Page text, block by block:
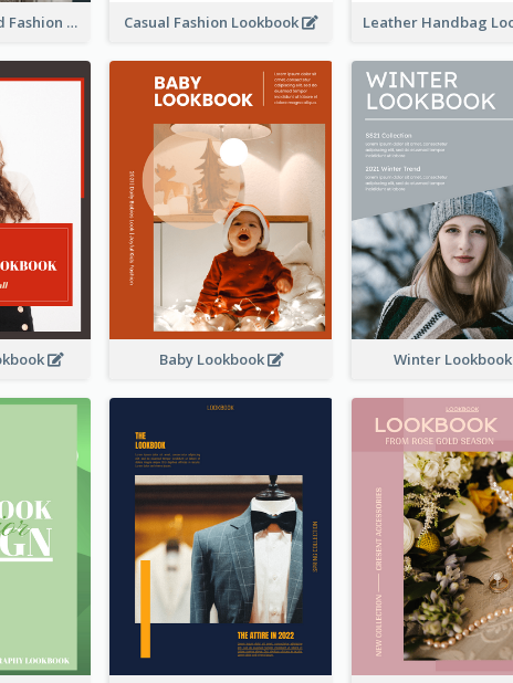
Top Winter Trend Fashion Lookbook Casual Fashion Lookbook
Baby Lookbook Winter Lookbook